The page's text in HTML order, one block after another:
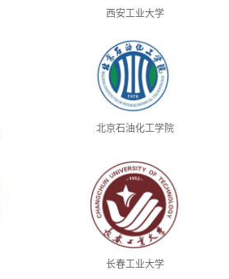
西安工业大学
北京石油化工学院
长春工业大学